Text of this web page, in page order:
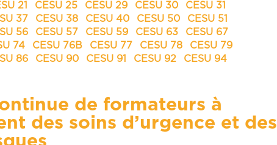
21 CESU 25 CESU 29 CESU 30
CESU 31
37 CESU 38 CESU 40 CESU 50
CESU 51
56 CESU 57 CESU 59 CESU 63
CESU 67
74 CESU 76B CESU 77 CESU 78
CESU 79
86 CESU 90 CESU 91 CESU 92 CESU 94
de formateurs à
des soins d’urgence et des